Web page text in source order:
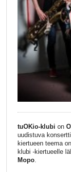
tuOKio-klubi on
uudistuva
kiertueen teema
klubi -kiertueelle
Mopo.